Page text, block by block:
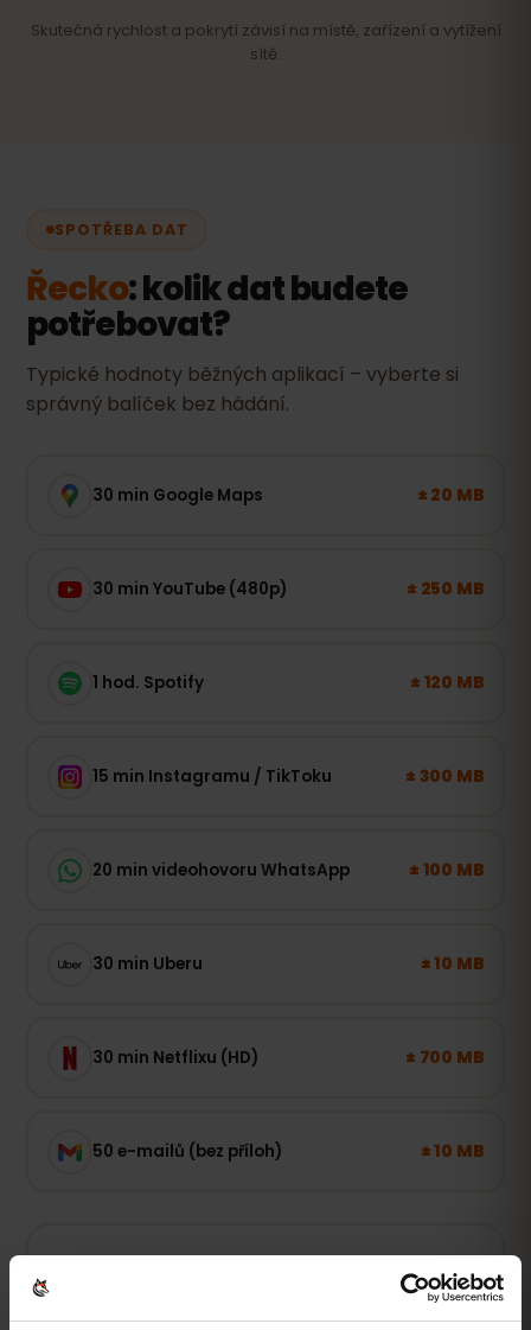
Skutečná rychlost a pokrytí závisí na místě, zařízení a vytížení
sítě.
SPOTŘEBA DAT
Řecko: kolik dat budete
potřebovat?
Typické hodnoty běžných aplikací – vyberte si
správný balíček bez hádání.
30 min Google Maps ± 20 MB
30 min YouTube (480p) ± 250 MB
1 hod. Spotify ± 120 MB
15 min Instagramu / TikToku ± 300 MB
20 min videohovoru WhatsApp ± 100 MB
30 min Uberu ± 10 MB
30 min Netflixu (HD) ± 700 MB
50 e-mailů (bez příloh) ± 10 MB
Mapy, WhatsApp a e-mail – online, když je to
potřeba.